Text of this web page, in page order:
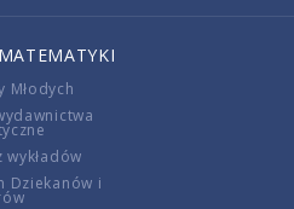
Młodych
Dziekanów i